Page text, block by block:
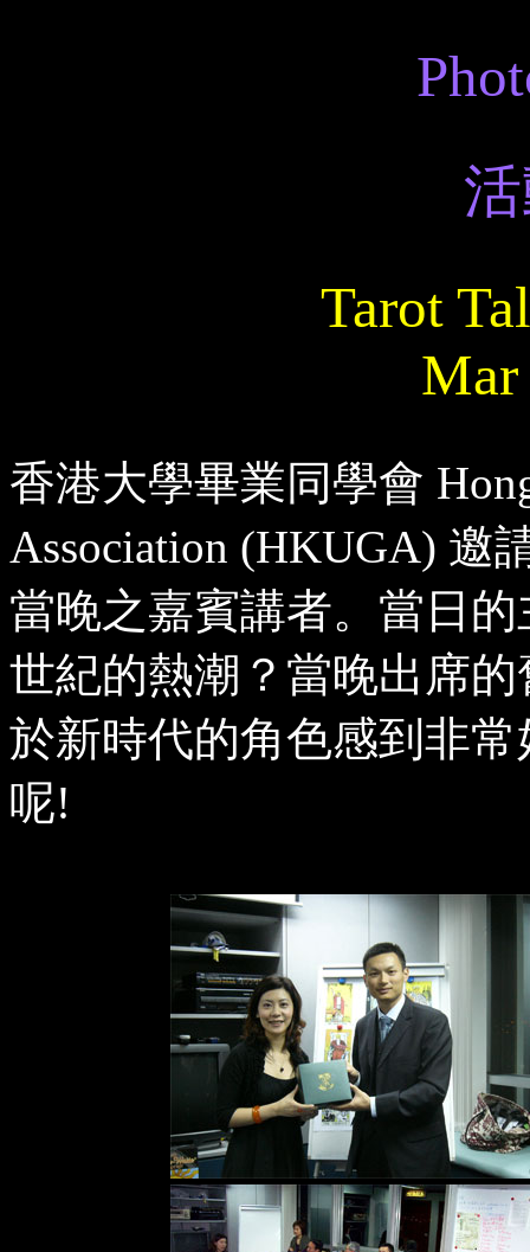
Tarot
Mar
香港大學畢業同學會
Association (HKUGA) 邀
當晚之嘉賓講者。當日
世紀的熱潮？當晚出席
於新時代的角色感到非
呢!